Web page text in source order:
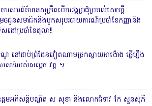
មសារព័ត៌មានសុក្រឹតបើកអង្គប្រជុំប្រគល់សេចក្តី
ចជូនសមាជិកនិងបូកសរុបរបាយការណ៍ប្រចាំខែកញ្ញានិង
សដៅប្រចាំខែតុលា!!
នៅជាប់ព្រំដែនវៀតណាមច្រកស្វាយអាង៉ោង ធ្វើហ្នឹង
សន៍របស់សម្ដេច វគ្គ ១
តមអភិសន្តិបណ្ឌិត ស សុខា និងលោកជំទាវ កែ សួនសុភី